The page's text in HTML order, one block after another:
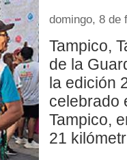
domingo, 8 de
Tampico,
de la
la edición
celebrado
Tampico,
21